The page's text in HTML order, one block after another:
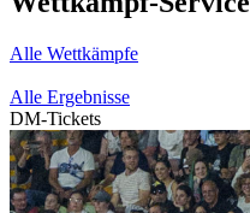
Alle Wettkämpfe
Alle Ergebnisse
DM-Tickets